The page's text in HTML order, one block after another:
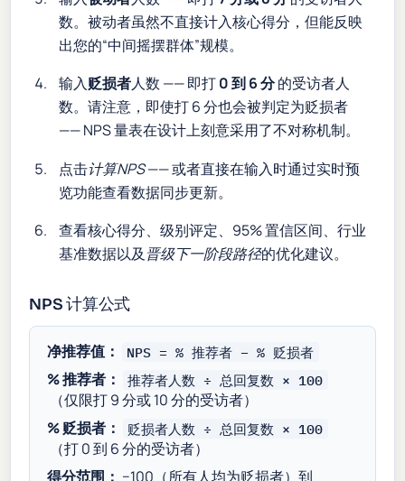
数。被动者虽然不直接计入核心得分，但能反映
出您的“中间摇摆群体”规模。
输入贬损者人数 —— 即打0 到 6 分的受访者人
数。请注意，即使打 6 分也会被判定为贬损者
—— NPS 量表在设计上刻意采用了不对称机制。
点击计算NPS—— 或者直接在输入时通过实时预
览功能查看数据同步更新。
查看核心得分、级别评定、95% 置信区间、行业
基准数据以及 晋级下一阶段路径的优化建议。
NPS 计算公式
净推荐值： NPS = % 推荐者 − % 贬损者
% 推荐者： 推荐者人数 ÷ 总回复数 × 100
（仅限打 9 分或 10 分的受访者）
% 贬损者：
贬损者人数 ÷ 总回复数 × 100
（打 0 到 6 分的受访者）
得分范围： −100（所有人均为贬损者）到